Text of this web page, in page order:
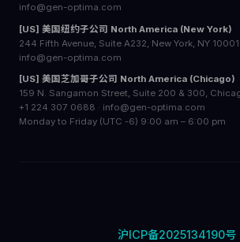
info@gen-optima.com
[US] 美国纽约子公司 North America (New York)
244 Fifth Avenue, Suite A232, New York, NY 10001
info@gen-optima.com
[US] 美国芝加哥子公司 North America (Chicago)
159 N. Sangamon Street, Suite 200 & 300,
+1 224 307 0688 · info@gen-optima.com
Monday to Friday (UTC -6) 9:00 am – 6:00 pm
沪ICP备2025134190号